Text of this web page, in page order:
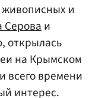
и
Сероваи
открылась
на Крымском
всего времени
интерес.